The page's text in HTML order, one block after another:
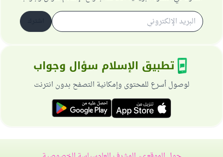
تطبيق الإسلام سؤال وجواب
لوصول أسرع للمحتوى وإمكانية التصفح بدون انترنت